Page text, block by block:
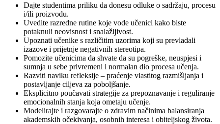
Dajte studentima priliku da donesu odluke o sadržaju, procesu
i/ili proizvodu.
Uvedite razredne rutine koje vode učenici kako biste
potaknuli neovisnost i snalažljivost.
Upoznati učenike s različitim uzorima koji su prevladali
izazove i prijetnje negativnih stereotipa.
Pomozite učenicima da shvate da su pogreške, neuspjesi i
sumnja u sebe privremeni i normalan dio procesa učenja.
Razviti naviku refleksije – praćenje vlastitog razmišljanja i
postavljanje ciljeva za poboljšanje.
Eksplicitno poučavati strategije za prepoznavanje i reguliranje
emocionalnih stanja koja ometaju učenje.
Modelirajte i razgovarajte o zdravim načinima balansiranja
akademskih očekivanja, osobnih interesa i obiteljskog života.